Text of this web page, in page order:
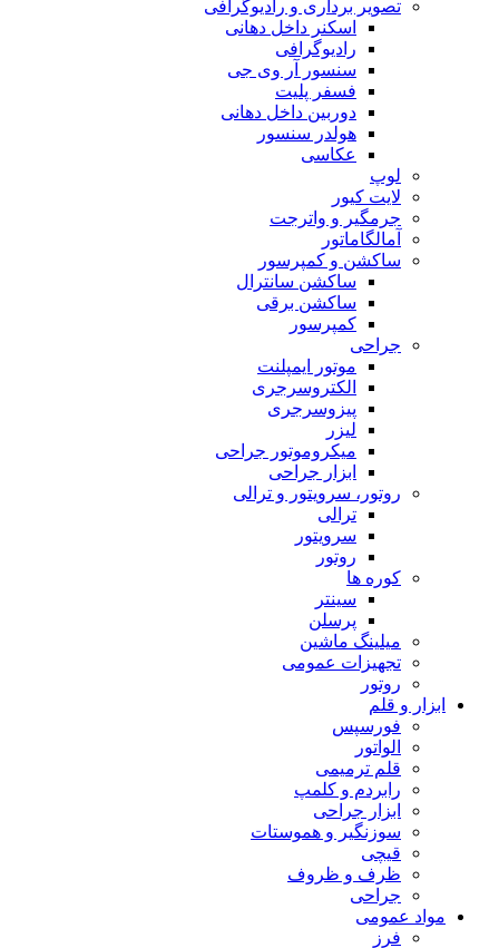
تصویر برداری و رادیوگرافی
اسکنر داخل دهانی
رادیوگرافی
سنسور آر وی جی
فسفر پلیت
دوربین داخل دهانی
هولدر سنسور
عکاسی
لوپ
لایت کیور
جرمگیر و واترجت
آمالگاماتور
ساکشن و کمپرسور
ساکشن سانترال
ساکشن برقی
کمپرسور
جراحی
موتور ایمپلنت
الکتروسرجری
پیزوسرجری
لیزر
میکروموتور جراحی
ابزار جراحی
روتور، سرویتور و ترالی
ترالی
سرویتور
روتور
کوره ها
سینتر
پرسلن
میلینگ ماشین
تجهیزات عمومی
روتور
ابزار و قلم
فورسپس
الواتور
قلم ترمیمی
رابردم و کلمپ
ابزار جراحی
سوزنگیر و هموستات
قیچی
ظرف و ظروف
جراحی
مواد عمومی
فرز